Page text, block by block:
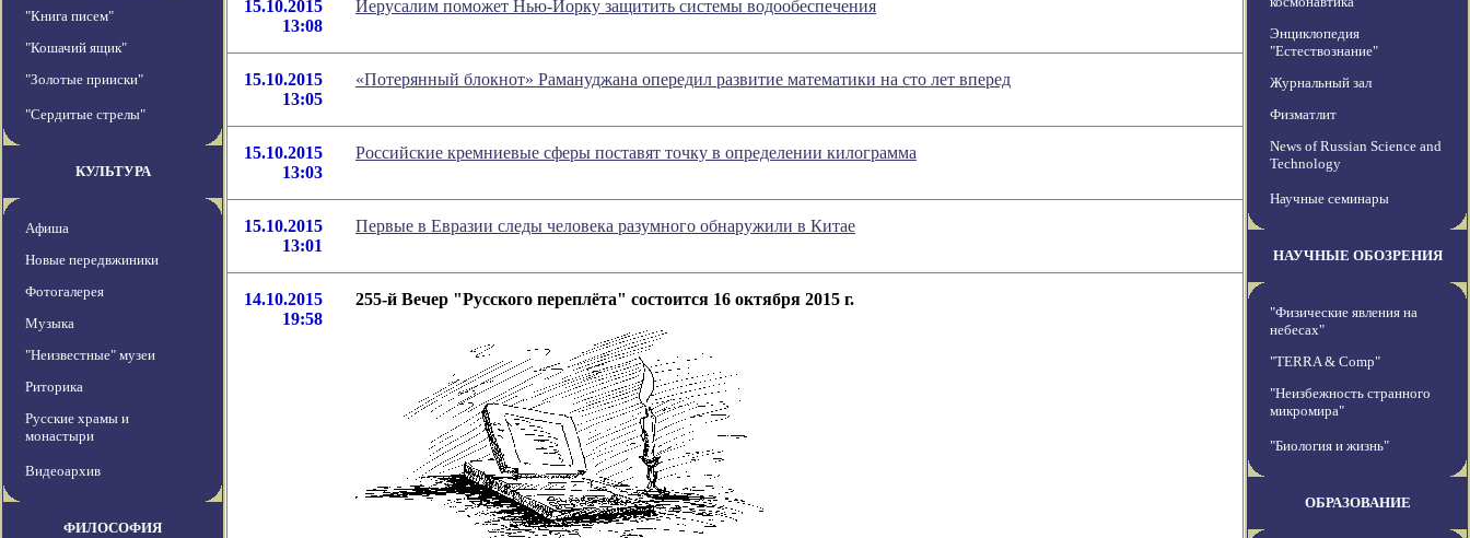
"Книга писем"
"Кошачий ящик"
"Золотые прииски"
"Сердитые стрелы"
КУЛЬТУРА
Афиша
Новые передвжиники
Фотогалерея
Музыка
"Неизвестные" музеи
Риторика
Русские храмы и
монастыри
Видеоархив
ФИЛОСОФИЯ
15.10.2015
13:08
Иерусалим поможет Нью-Йорку защитить системы водообеспечения
15.10.2015
13:05
«Потерянный блокнот» Рамануджана опередил развитие математики на сто лет вперед
15.10.2015
13:03
Российские кремниевые сферы поставят точку в определении килограмма
15.10.2015
13:01
Первые в Евразии следы человека разумного обнаружили в Китае
14.10.2015
19:58
255-й Вечер "Русского переплёта" состоится 16 октября 2015 г.
Энциклопедия
"Естествознание"
Журнальный зал
Физматлит
News of Russian Science and
Technology
Научные семинары
НАУЧНЫЕ ОБОЗРЕНИЯ
"Физические явления на
небесах"
"TERRA & Comp"
"Неизбежность странного
микромира"
"Биология и жизнь"
ОБРАЗОВАНИЕ